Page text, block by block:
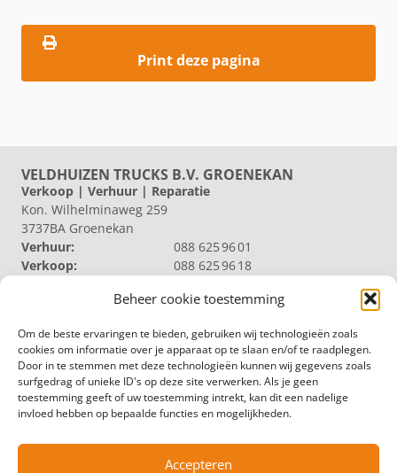
Beheer cookie toestemming
Om de beste ervaringen te bieden, gebruiken wij technologieën zoals
cookies om informatie over je apparaat op te slaan en/of te raadplegen.
Door in te stemmen met deze technologieën kunnen wij gegevens zoals
surfgedrag of unieke ID's op deze site verwerken. Als je geen
toestemming geeft of uw toestemming intrekt, kan dit een nadelige
invloed hebben op bepaalde functies en mogelijkheden.
Accepteren
Print deze pagina
VELDHUIZEN TRUCKS B.V. GROENEKAN
Verkoop | Verhuur | Reparatie
Kon. Wilhelminaweg 259
3737BA Groenekan
Verhuur:
088 625 96 01
Verkoop:
088 625 96 18
088 625 96 00
Productie | Magazijn
Nieuw Loosdrechtsedijk 40
1231 KZ Loosdrecht
Magazijn:
088 625 96 60
Algemeen:
088 625 96 00
VELDHUIZEN TRUCKS B.V. ZWOLLE
Productie